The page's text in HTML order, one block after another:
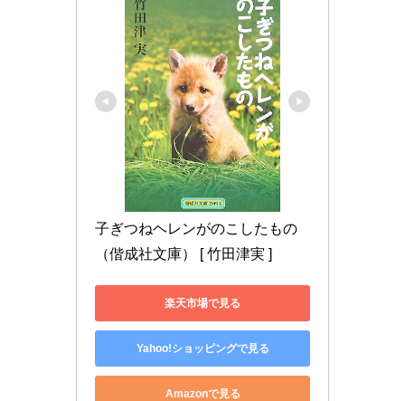
子ぎつねヘレンがのこしたもの
（偕成社文庫） [ 竹田津実 ]
楽天市場で見る
Yahoo!ショッピングで見る
Amazonで見る